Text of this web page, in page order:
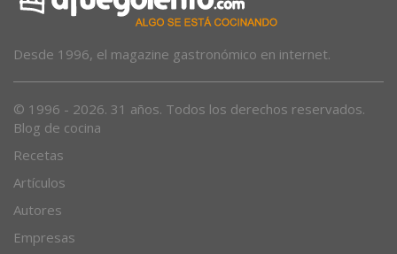
Desde 1996, el magazine gastronómico en internet.
© 1996 - 2026. 31 años. Todos los derechos reservados.
Blog de cocina
Recetas
Artículos
Autores
Empresas